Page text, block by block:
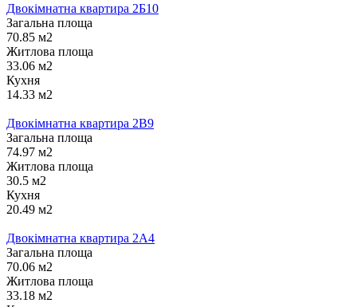
Двокімнатна квартира 2Б10
Загальна площа
70.85 м2
Житлова площа
33.06 м2
Кухня
14.33 м2
Двокімнатна квартира 2В9
Загальна площа
74.97 м2
Житлова площа
30.5 м2
Кухня
20.49 м2
Двокімнатна квартира 2А4
Загальна площа
70.06 м2
Житлова площа
33.18 м2